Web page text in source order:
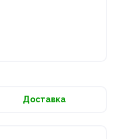
Доставка